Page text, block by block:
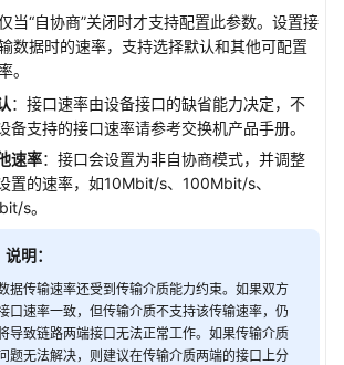
当“自协商”关闭时才支持配置此参数。设置接
数据时的速率，支持选择默认和其他可配置
。
：接口速率由设备接口的缺省能力决定，不
备支持的接口速率请参考交换机产品手册。
速率：接口会设置为非自协商模式，并调整
置的速率，如10Mbit/s、100Mbit/s、
s。
说明：
据传输速率还受到传输介质能力约束。如果双方
口速率一致，但传输介质不支持该传输速率，仍
导致链路两端接口无法正常工作。如果传输介质
题无法解决，则建议在传输介质两端的接口上分